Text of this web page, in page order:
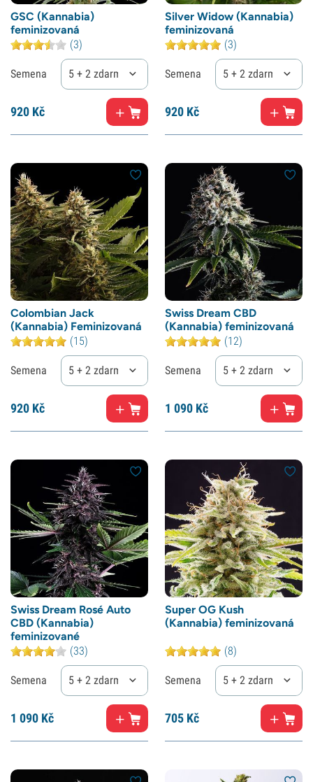
GSC (Kannabia)
feminizovaná
(3)
Semena 5 + 2 zdarma
920 Kč
Silver Widow (Kannabia)
feminizovaná
(3)
Semena 5 + 2 zdarma
920 Kč
Colombian Jack
(Kannabia) Feminizovaná
(15)
Semena 5 + 2 zdarma
920 Kč
Swiss Dream CBD
(Kannabia) feminizovaná
(12)
Semena 5 + 2 zdarma
1 090 Kč
Swiss Dream Rosé Auto
CBD (Kannabia)
feminizované
(33)
Semena 5 + 2 zdarma
1 090 Kč
Super OG Kush
(Kannabia) feminizovaná
(8)
Semena 5 + 2 zdarma
705 Kč